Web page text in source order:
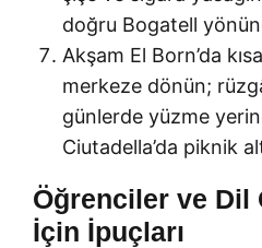
doğru Bogatell
Akşam El Born’da
merkeze dönün;
günlerde yüzme
Ciutadella’da piknik
Öğrenciler ve Dil
İçin İpuçları